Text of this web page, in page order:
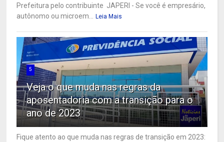
Prefeitura pelo contribuinte JAPERI - Se você é empresário,
autônomo ou microem...
Leia Mais
5
Veja o que muda nas regras da
aposentadoria com a transição para o
ano de 2023
Fique atento ao que muda nas regras de transição em 2023: